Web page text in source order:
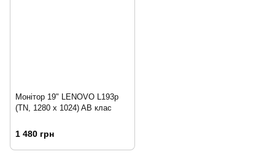
Монітор 19" LENOVO L193p
(TN, 1280 x 1024) AB клас
1 480 грн